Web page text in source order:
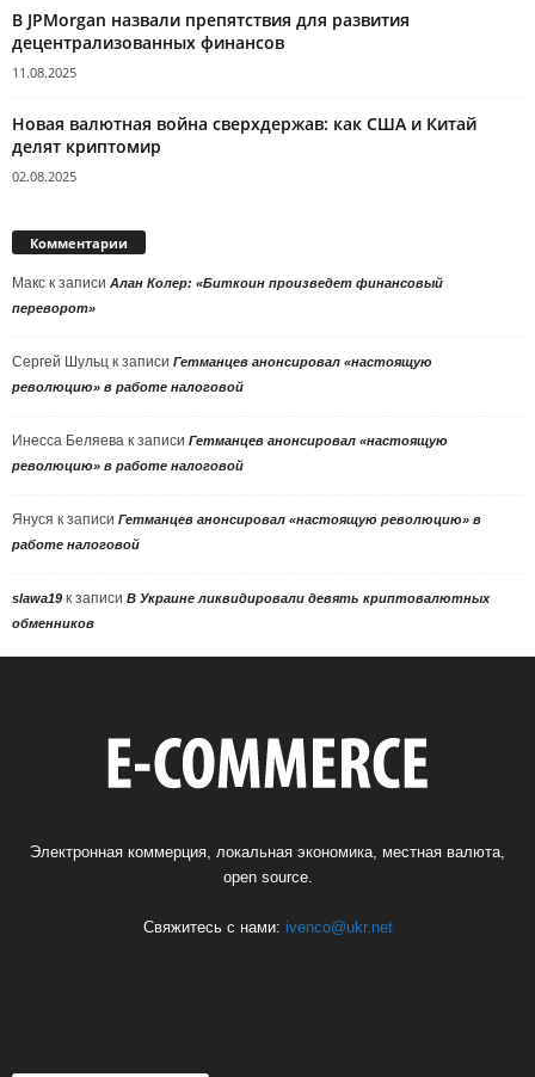
В JPMorgan назвали препятствия для развития
децентрализованных финансов
11.08.2025
Новая валютная война сверхдержав: как США и Китай
делят криптомир
02.08.2025
Комментарии
Макс к записи Алан Колер: «Биткоин произведет финансовый
переворот»
Сергей Шульц к записи Гетманцев анонсировал «настоящую
революцию» в работе налоговой
Инесса Беляева к записи Гетманцев анонсировал «настоящую
революцию» в работе налоговой
Януся к записи Гетманцев анонсировал «настоящую революцию» в
работе налоговой
slawa19 к записи В Украине ликвидировали девять криптовалютных
обменников
Электронная коммерция, локальная экономика, местная валюта,
open source.
Свяжитесь с нами: ivenco@ukr.net